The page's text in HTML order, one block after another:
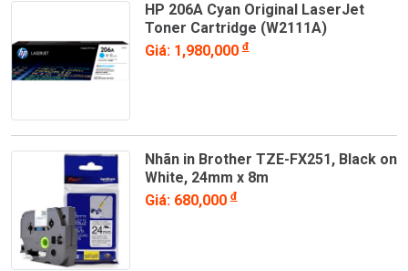
HP 206A Cyan Original LaserJet
Toner Cartridge (W2111A)
Giá: 1,980,000đ
Nhãn in Brother TZE-FX251, Black on
White, 24mm x 8m
Giá: 680,000đ